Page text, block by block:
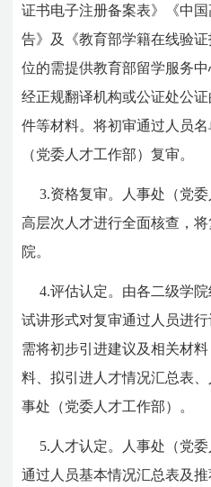
证书电子注册备案表》《中
告》及《教育部学籍在线验
位的需提供教育部留学服务中
经正规翻译机构或公证处公
件等材料。将初审通过人员
（党委人才工作部）复审。
3.资格复审。人事处（党
高层次人才进行全面核查，
院。
4.评估认定。由各二级学
试讲形式对复审通过人员进
需将初步引进建议及相关材
料、拟引进人才情况汇总表
事处（党委人才工作部）。
5.人才认定。人事处（党
通过人员基本情况汇总表及